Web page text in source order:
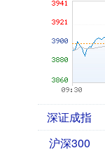
深证成指
沪深300